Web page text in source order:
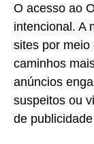
O acesso ao
intencional. A
sites por meio
caminhos
anúncios
suspeitos ou
de